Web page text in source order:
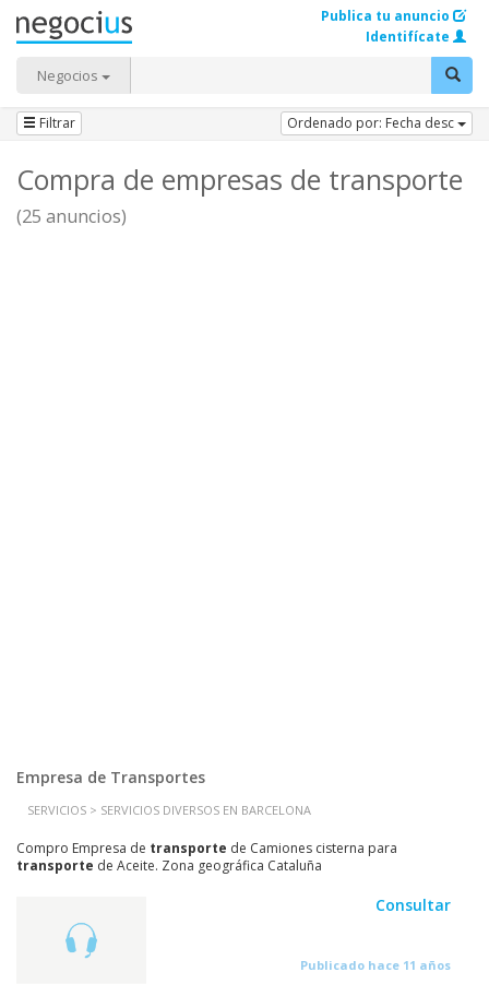
Negocios
Publica tu anuncio
Identifícate
Filtrar Ordenado por: Fecha desc
Compra de empresas de transporte
(25 anuncios)
Empresa de Transportes
SERVICIOS > SERVICIOS DIVERSOS EN BARCELONA
Compro Empresa de transporte de Camiones cisterna para
transporte de Aceite. Zona geográfica Cataluña
Consultar
Publicado hace 11 años